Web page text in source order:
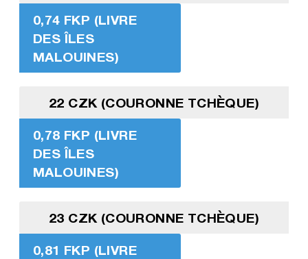
0,74 FKP (LIVRE
DES ÎLES
MALOUINES)
22 CZK (COURONNE TCHÈQUE)
0,78 FKP (LIVRE
DES ÎLES
MALOUINES)
23 CZK (COURONNE TCHÈQUE)
0,81 FKP (LIVRE